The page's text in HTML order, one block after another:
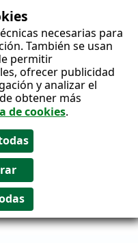
necesarias para
También se usan
permitir
ofrecer publicidad
y analizar el
obtener más
de cookies.